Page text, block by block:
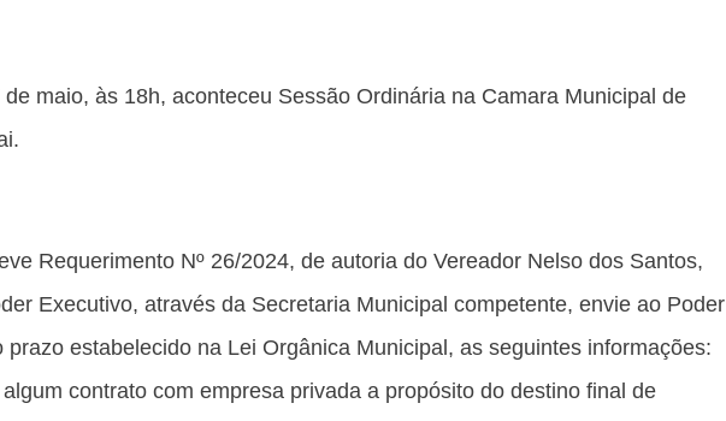
maio, às 18h, aconteceu Sessão Ordinária na Camara Municipal de
Requerimento Nº 26/2024, de autoria do Vereador Nelso dos Santos,
Executivo, através da Secretaria Municipal competente, envie ao Poder
prazo estabelecido na Lei Orgânica Municipal, as seguintes informações:
contrato com empresa privada a propósito do destino final de